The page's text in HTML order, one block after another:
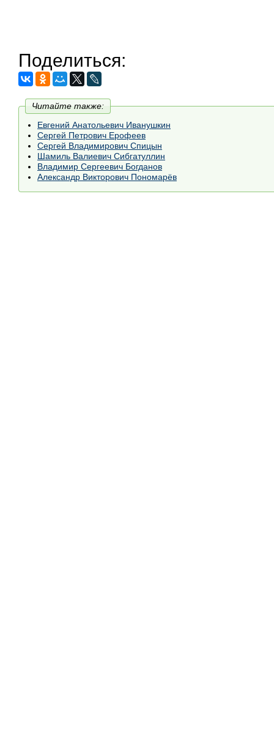
Поделиться:
Читайте также:
Евгений Анатольевич Иванушкин
Сергей Петрович Ерофеев
Сергей Владимирович Спицын
Шамиль Валиевич Сибгатуллин
Владимир Сергеевич Богданов
Александр Викторович Пономарёв